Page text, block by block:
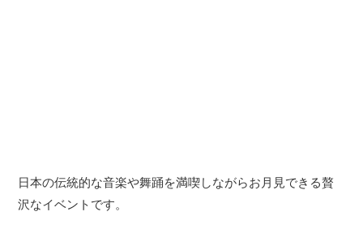
日本の伝統的な音楽や舞踊を満喫しながらお月見できる贅
沢なイベントです。